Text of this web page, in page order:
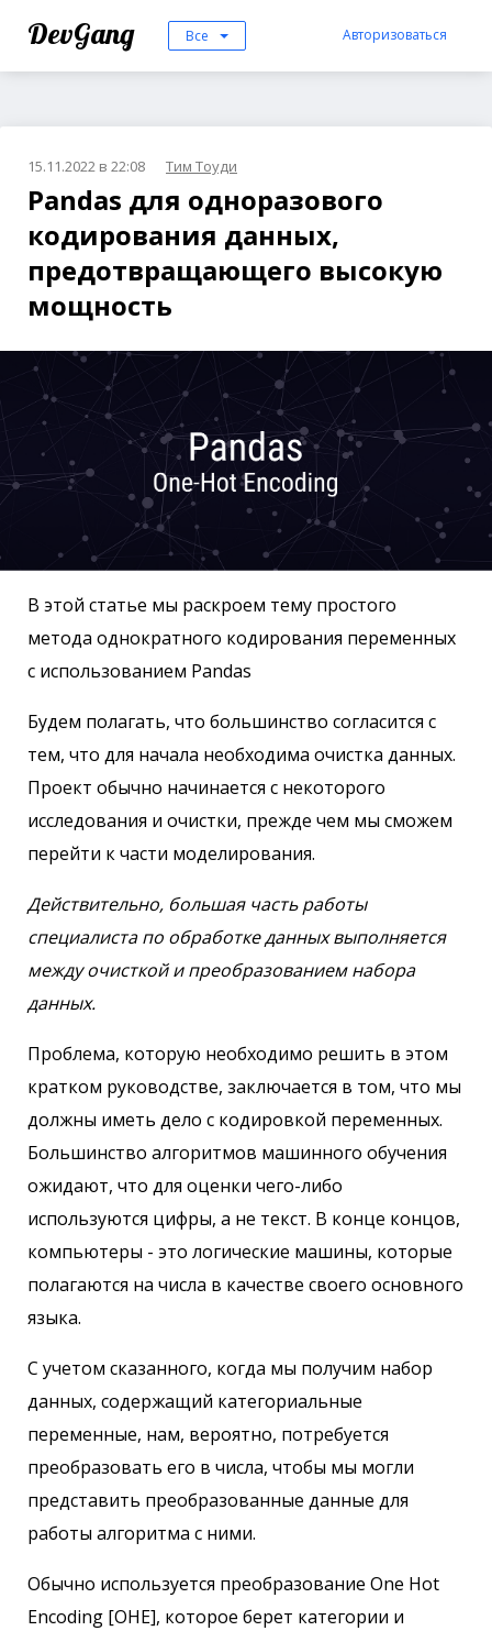
DevGang Все Авторизоваться
15.11.2022 в 22:08 Тим Тоуди
Pandas для одноразового
кодирования данных,
предотвращающего высокую
мощность
В этой статье мы раскроем тему простого
метода однократного кодирования переменных
с использованием Pandas
Будем полагать, что большинство согласится с
тем, что для начала необходима очистка данных.
Проект обычно начинается с некоторого
исследования и очистки, прежде чем мы сможем
перейти к части моделирования.
Действительно, большая часть работы
специалиста по обработке данных выполняется
между очисткой и преобразованием набора
данных.
Проблема, которую необходимо решить в этом
кратком руководстве, заключается в том, что мы
должны иметь дело с кодировкой переменных.
Большинство алгоритмов машинного обучения
ожидают, что для оценки чего-либо
используются цифры, а не текст. В конце концов,
компьютеры - это логические машины, которые
полагаются на числа в качестве своего основного
языка.
С учетом сказанного, когда мы получим набор
данных, содержащий категориальные
переменные, нам, вероятно, потребуется
преобразовать его в числа, чтобы мы могли
представить преобразованные данные для
работы алгоритма с ними.
Обычно используется преобразование One Hot
Encoding [OHE], которое берет категории и